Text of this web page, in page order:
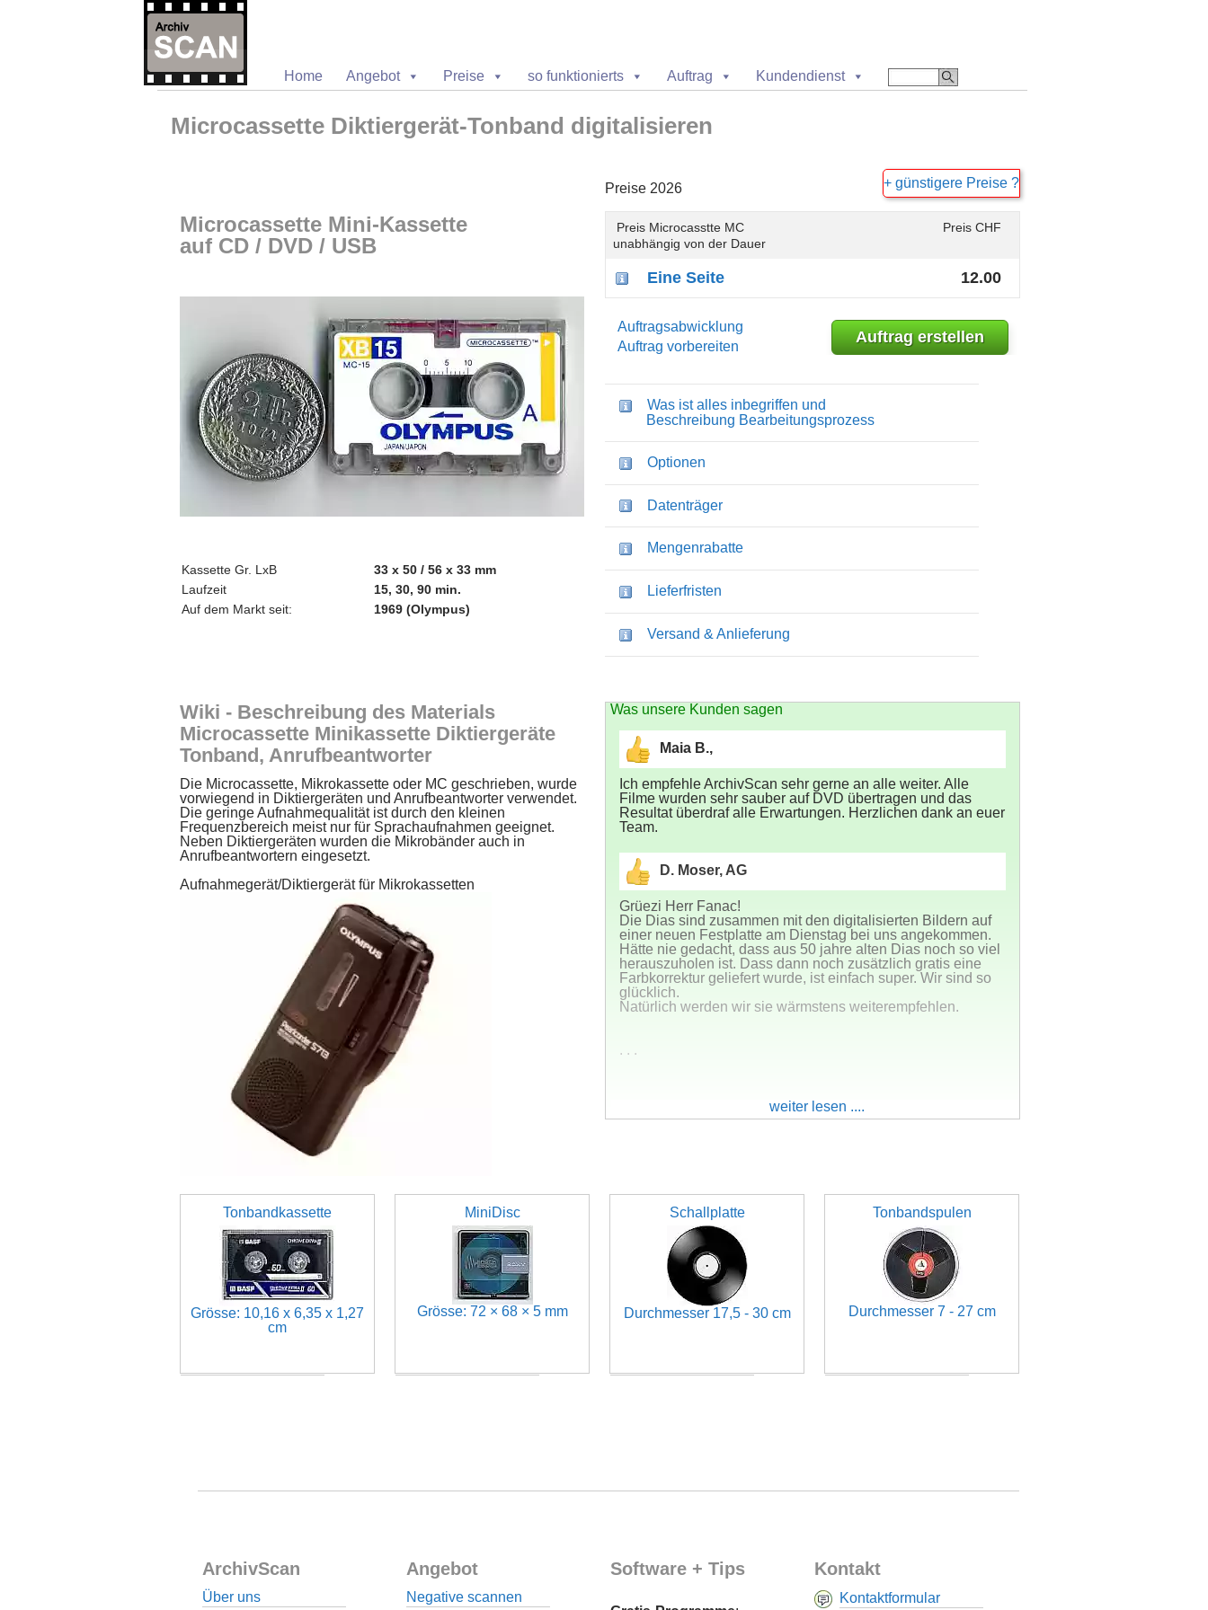
Home
Angebot Preise so funktionierts Auftrag Kundendienst
Microcassette Diktiergerät-Tonband digitalisieren
Microcassette Mini-Kassette
auf CD / DVD / USB
Kassette Gr. LxB
33 x 50 / 56 x 33 mm
Laufzeit
15, 30, 90 min.
Auf dem Markt seit:
1969 (Olympus)
Preise 2026 + günstigere Preise ?
Preis Microcasstte MC
unabhängig von der Dauer
Preis CHF
Eine Seite 12.00
Auftragsabwicklung
Auftrag vorbereiten
Auftrag erstellen
Was ist alles inbegriffen und
Beschreibung Bearbeitungsprozess
Optionen
Datenträger
Mengenrabatte
Lieferfristen
Versand & Anlieferung
Wiki - Beschreibung des Materials
Microcassette Minikassette Diktiergeräte
Tonband, Anrufbeantworter
Die Microcassette, Mikrokassette oder MC geschrieben, wurde
vorwiegend in Diktiergeräten und Anrufbeantworter verwendet.
Die geringe Aufnahmequalität ist durch den kleinen
Frequenzbereich meist nur für Sprachaufnahmen geeignet.
Neben Diktiergeräten wurden die Mikrobänder auch in
Anrufbeantwortern eingesetzt.
Aufnahmegerät/Diktiergerät für Mikrokassetten
Was unsere Kunden sagen
Maia B.,
Ich empfehle ArchivScan sehr gerne an alle weiter. Alle
Filme wurden sehr sauber auf DVD übertragen und das
Resultat überdraf alle Erwartungen. Herzlichen dank an euer
Team.
D. Moser, AG
Grüezi Herr Fanac!
Die Dias sind zusammen mit den digitalisierten Bildern auf
einer neuen Festplatte am Dienstag bei uns angekommen.
Hätte nie gedacht, dass aus 50 jahre alten Dias noch so viel
herauszuholen ist. Dass dann noch zusätzlich gratis eine
Farbkorrektur geliefert wurde, ist einfach super. Wir sind so
glücklich.
Natürlich werden wir sie wärmstens weiterempfehlen.
. . .
weiter lesen ....
Tonbandkassette
Grösse: 10,16 x 6,35 x 1,27
cm
MiniDisc
Grösse: 72 × 68 × 5 mm
Schallplatte
Durchmesser 17,5 - 30 cm
Tonbandspulen
Durchmesser 7 - 27 cm
ArchivScan
Über uns
Angebot
Negative scannen
Software + Tips Kontakt
Kontaktformular